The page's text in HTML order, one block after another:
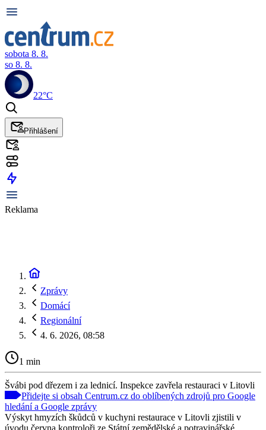
sobota 8. 8.
so 8. 8.
22°C
Přihlášení
Reklama
Zprávy
Domácí
Regionální
4. 6. 2026, 08:58
1 min
Švábi pod dřezem i za lednicí. Inspekce zavřela restauraci v Litovli
Přidejte si obsah Centrum.cz do oblíbených zdrojů pro Google
hledání a Google zprávy
Výskyt hmyzích škůdců v kuchyni restaurace v Litovli zjistili v
úvodu června kontroloři ze Státní zemědělské a potravinářské